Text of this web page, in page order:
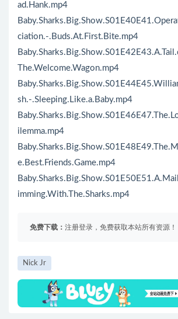
ad.Hank.mp4
ciation.-.Buds.At.First.Bite.mp4
The.Welcome.Wagon.mp4
sh.-.Sleeping.Like.a.Baby.mp4
ilemma.mp4
e.Best.Friends.Game.mp4
imming.With.The.Sharks.mp4
免费下载： 注册登录，免费获取本站所有资源！
Nick Jr